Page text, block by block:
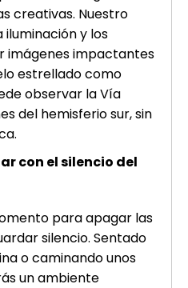
creativas. Nuestro
y los
imágenes impactantes
estrellado como
observar la Vía
del hemisferio sur, sin
con el silencio del
para apagar las
silencio. Sentado
o caminando unos
un ambiente